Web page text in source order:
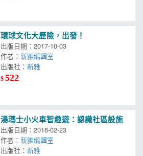
環球文化大歷險，出發！
出版日期：2017-10-03
作者：新雅編輯室
出版社：
$522
湯瑪士小火車智趣遊：認識社區設施
出版日期：2016-02-23
作者：新雅編輯室
出版社：